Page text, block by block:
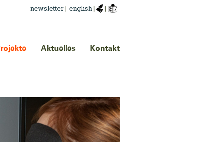
Aktuelles Kontakt
newsletter| english| |